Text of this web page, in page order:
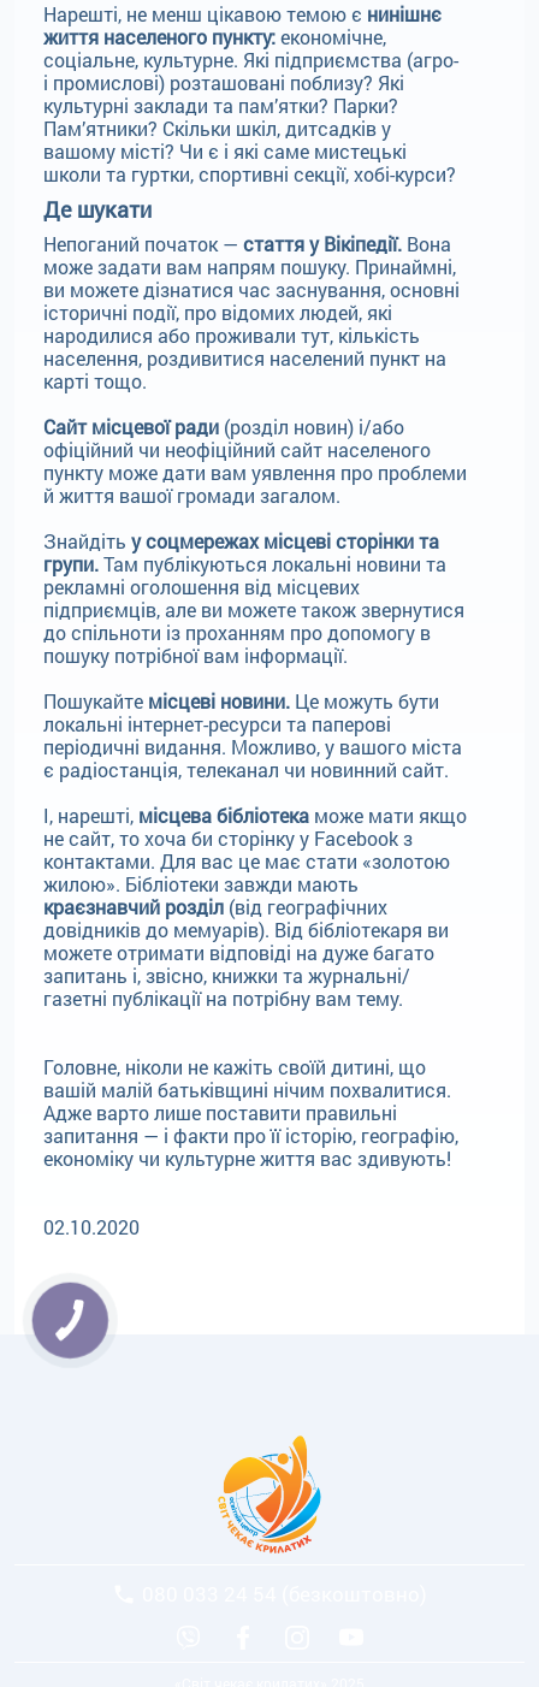
Нарешті, не менш цікавою темою є нинішнє
життя населеного пункту:економічне,
соціальне, культурне. Які підприємства (агро-
і промислові) розташовані поблизу? Які
культурні заклади та пам’ятки? Парки?
Пам’ятники? Скільки шкіл, дитсадків у
вашому місті? Чи є і які саме мистецькі
школи та гуртки, спортивні секції, хобі-курси?
Де шукати
Непоганий початок — стаття у Вікіпедії. Вона
може задати вам напрям пошуку. Принаймні,
ви можете дізнатися час заснування, основні
історичні події, про відомих людей, які
народилися або проживали тут, кількість
населення, роздивитися населений пункт на
карті тощо.
Сайт місцевої ради (розділ новин) і/або
офіційний чи неофіційний сайт населеного
пункту може дати вам уявлення про проблеми
й життя вашої громади загалом.
Знайдіть у соцмережах місцеві сторінки та
групи.Там публікуються локальні новини та
рекламні оголошення від місцевих
підприємців, але ви можете також звернутися
до спільноти із проханням про допомогу в
пошуку потрібної вам інформації.
Пошукайте місцеві новини. Це можуть бути
локальні інтернет-ресурси та паперові
періодичні видання. Можливо, у вашого міста
є радіостанція, телеканал чи новинний сайт.
І, нарешті, місцева бібліотека може мати якщо
не сайт, то хоча би сторінку у Facebook з
контактами. Для вас це має стати «золотою
жилою». Бібліотеки завжди мають
краєзнавчий розділ (від географічних
довідників до мемуарів). Від бібліотекаря ви
можете отримати відповіді на дуже багато
запитань і, звісно, книжки та журнальні/
газетні публікації на потрібну вам тему.
Головне, ніколи не кажіть своїй дитині, що
вашій малій батьківщині нічим похвалитися.
Адже варто лише поставити правильні
запитання — і факти про її історію, географію,
економіку чи культурне життя вас здивують!
02.10.2020